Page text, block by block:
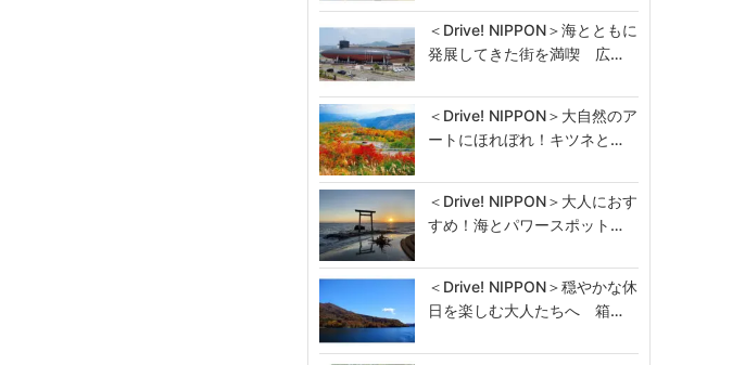
＜Drive! NIPPON＞海とともに
発展してきた街を満喫 広…
＜Drive! NIPPON＞大自然のア
ートにほれぼれ！キツネと…
＜Drive! NIPPON＞大人におす
すめ！海とパワースポット…
＜Drive! NIPPON＞穏やかな休
日を楽しむ大人たちへ 箱…